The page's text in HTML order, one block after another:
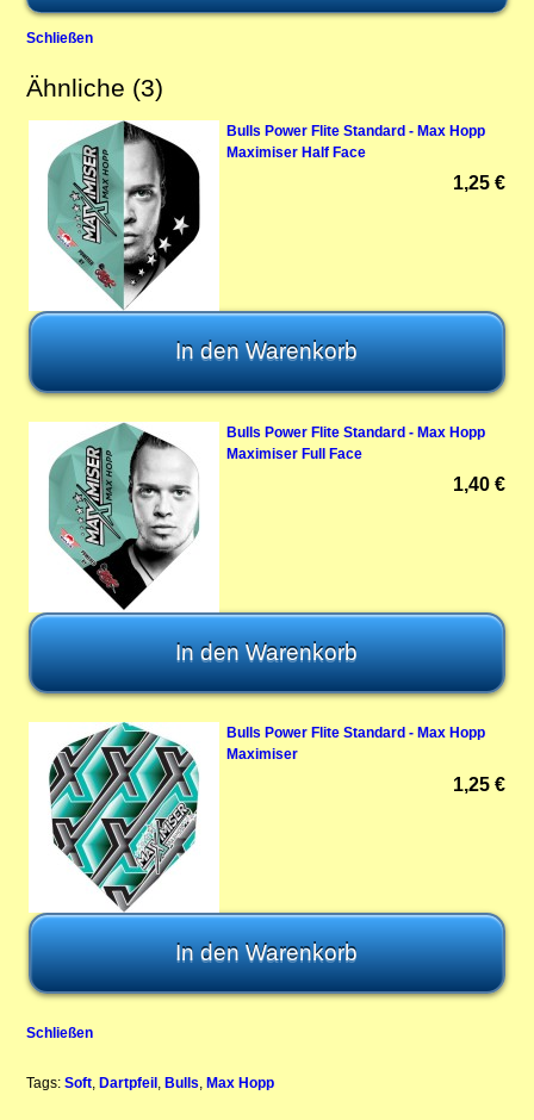
Schließen
Ähnliche (3)
Bulls Power Flite Standard - Max Hopp
Maximiser Half Face
1,25 €
Bulls Power Flite Standard - Max Hopp
Maximiser Full Face
1,40 €
Bulls Power Flite Standard - Max Hopp
Maximiser
1,25 €
Schließen
Tags: Soft, Dartpfeil , Bulls, Max Hopp